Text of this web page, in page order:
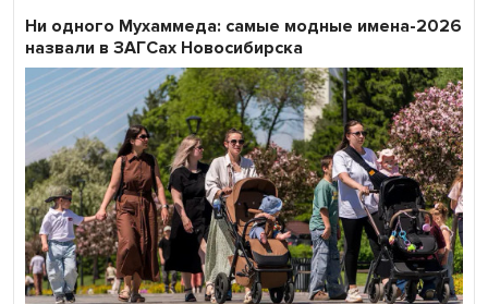
Ни одного Мухаммеда: самые модные имена-2026
назвали в ЗАГСах Новосибирска